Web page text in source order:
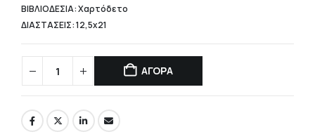
ΒΙΒΛΙΟΔΕΣΙΑ: Χαρτόδετο
ΔΙΑΣΤΑΣΕΙΣ: 12,5x21
ΑΓΟΡΑ